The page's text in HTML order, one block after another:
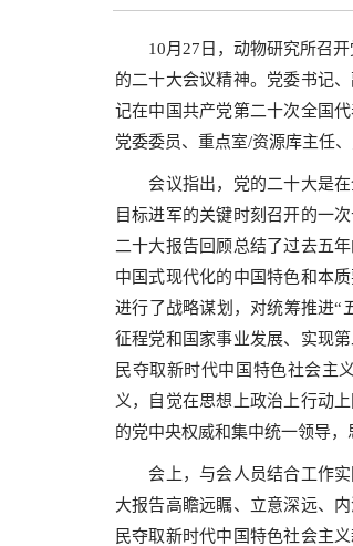
10月27日，动物研究所召开
的二十大会议精神。党委书记
记在中国共产党第二十次全国
党委委员、重点室/资源库主任
会议指出，党的二十大是在
目标进军的关键时刻召开的一
二十大报告回顾总结了过去五
中国式现代化的中国特色和本
进行了战略谋划，对统筹推进“
征程党和国家事业发展、实现
民夺取新时代中国特色社会主
义，自觉在思想上政治上行动
的党中央权威和集中统一领导
会上，与会人员结合工作实
大报告高瞻远瞩、立意深远、
民夺取新时代中国特色社会主